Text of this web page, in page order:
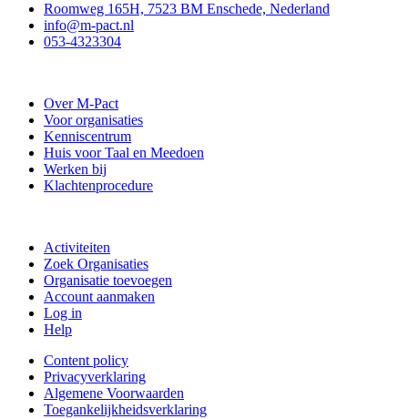
Roomweg 165H, 7523 BM Enschede, Nederland
info@m-pact.nl
053-4323304
Over M-Pact
Voor organisaties
Kenniscentrum
Huis voor Taal en Meedoen
Werken bij
Klachtenprocedure
Activiteiten
Zoek Organisaties
Organisatie toevoegen
Account aanmaken
Log in
Help
Content policy
Privacyverklaring
Algemene Voorwaarden
Toegankelijkheidsverklaring